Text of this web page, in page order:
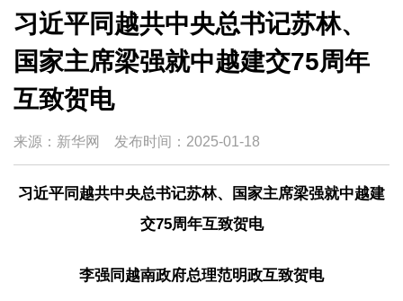
习近平同越共中央总书记苏林、
国家主席梁强就中越建交75周年
互致贺电
来源：新华网 发布时间： 2025-01-18
习近平同越共中央总书记苏林、国家主席梁强就中越建
交75周年互致贺电
李强同越南政府总理范明政互致贺电